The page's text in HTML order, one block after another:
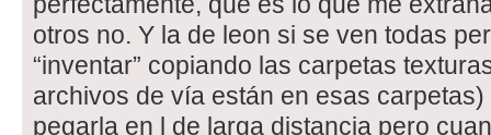
otros no. Y la de leon si se ven todas
“inventar” copiando las carpetas
archivos de vía están en esas
pegarla en l de larga distancia pero